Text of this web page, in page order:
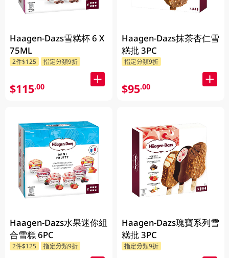
Haagen-Dazs雪糕杯 6 X
75ML
2件$125 指定分類9折
$115.00
Haagen-Dazs水果迷你組
合雪糕 6PC
2件$125 指定分類9折
Haagen-Dazs抹茶杏仁雪
糕批 3PC
指定分類9折
$95.00
Haagen-Dazs瑰寶系列雪
糕批 3PC
指定分類9折